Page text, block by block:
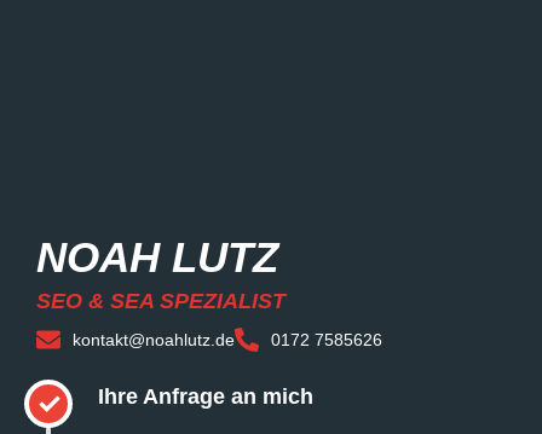
NOAH LUTZ
SEO & SEA SPEZIALIST
kontakt@noahlutz.de 0172 7585626
✓ Ihre Anfrage an mich